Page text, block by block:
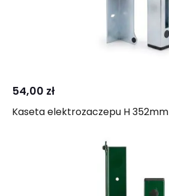
54,00 zł
Kaseta elektrozaczepu H 352mm